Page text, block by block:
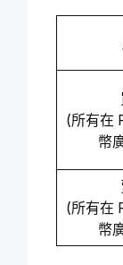
(所有在
幣
(所有在
幣